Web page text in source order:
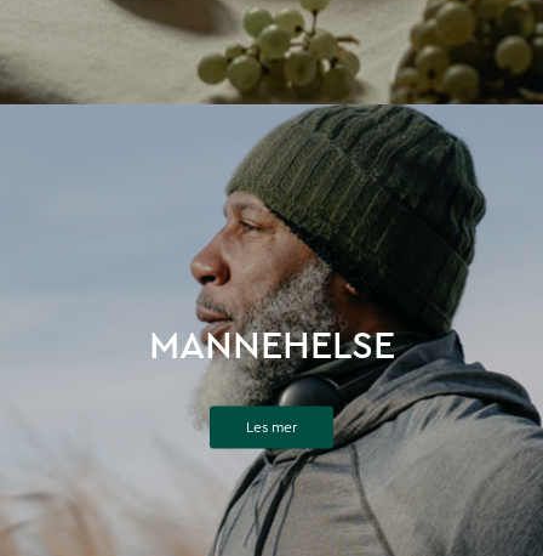
MANNEHELSE
Les mer